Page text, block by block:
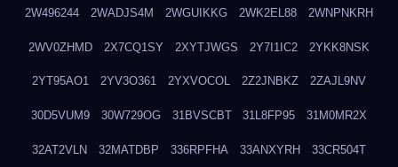
2W496244 2WADJS4M 2WGUIKKG 2WK2EL88 2WNPNKRH
2WV0ZHMD 2X7CQ1SY 2XYTJWGS 2Y7I1IC2 2YKK8NSK
2YT95AO1 2YV3O361 2YXVOCOL 2Z2JNBKZ 2ZAJL9NV
30D5VUM9 30W729OG 31BVSCBT 31L8FP95 31M0MR2X
32AT2VLN 32MATDBP 336RPFHA 33ANXYRH 33CR504T